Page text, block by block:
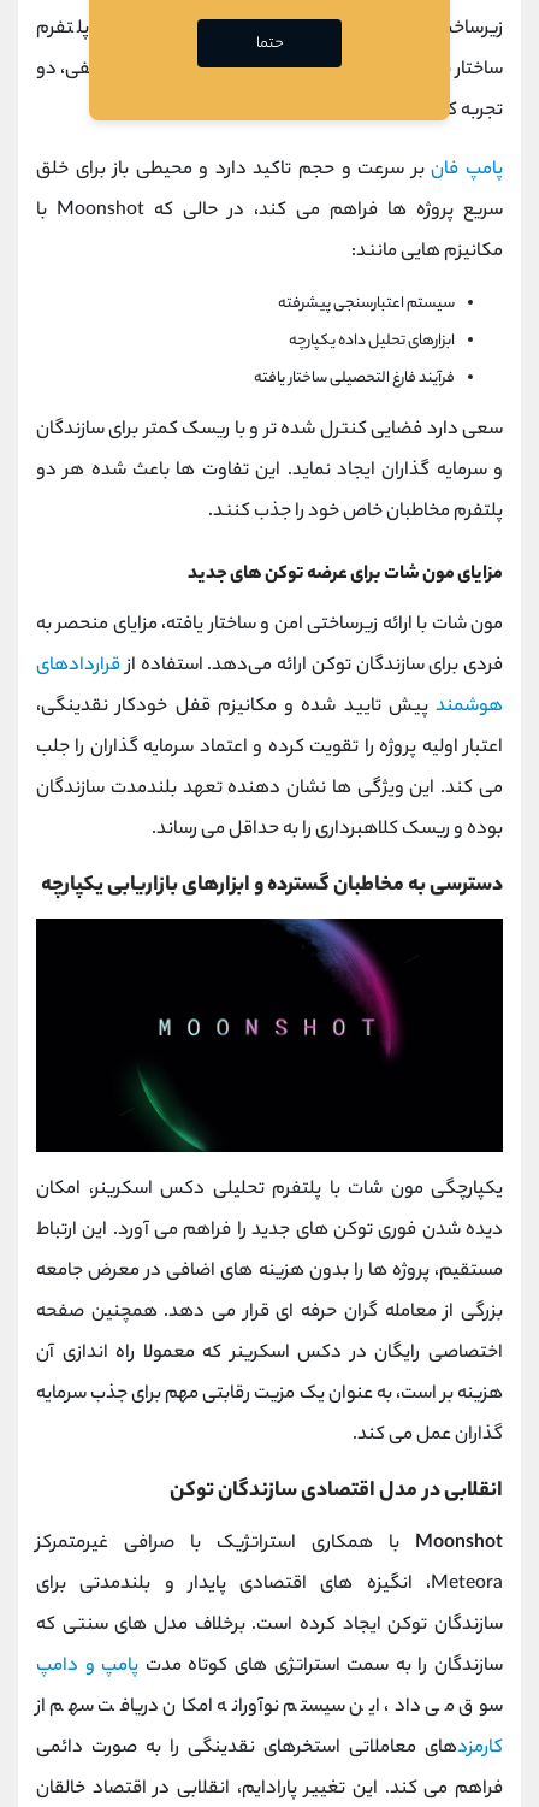
زیرساخت تحلیلی دکس اسکرینر، خود را به عنوان یک پلتفرم
ساختار یافته‌ تر و امن ‌تر معرفی می ‌نماید. این تفاوت فلسفی، دو
تجربه کاملا متمایز را برای کاربران ایجاد می کند.
پامپ فانبر سرعت و حجم تاکید دارد و محیطی باز برای خلق
سریع پروژه ‌ها فراهم می کند، در حالی که Moonshot با
مکانیزم‌ هایی مانند:
سیستم اعتبارسنجی پیشرفته
ابزارهای تحلیل داده یکپارچه
فرآیند فارغ ‌التحصیلی ساختار یافته
سعی دارد فضایی کنترل ‌شده ‌تر و با ریسک کمتر برای سازندگان
و سرمایه ‌گذاران ایجاد نماید. این تفاوت‌ ها باعث شده هر دو
پلتفرم مخاطبان خاص خود را جذب کنند.
مزایای مون شات برای عرضه توکن ‌های جدید
مون شات با ارائه زیرساختی امن و ساختار یافته، مزایای منحصر به
فردی برای سازندگان توکن ارائه می‌دهد. استفاده ازقراردادهای
هوشمند پیش ‌تایید شده و مکانیزم قفل خودکار نقدینگی،
اعتبار اولیه پروژه را تقویت کرده و اعتماد سرمایه ‌گذاران را جلب
می کند. این ویژگی‌ ها نشان‌ دهنده تعهد بلندمدت سازندگان
بوده و ریسک کلاهبرداری را به حداقل می ‌رساند.
دسترسی به مخاطبان گسترده و ابزارهای بازاریابی یکپارچه
یکپارچگی مون شات با پلتفرم تحلیلی دکس اسکرینر، امکان
دیده شدن فوری توکن ‌های جدید را فراهم می‌ آورد. این ارتباط
مستقیم، پروژه‌ ها را بدون هزینه‌ های اضافی در معرض جامعه
بزرگی از معامله ‌گران حرفه ‌ای قرار می ‌دهد. همچنین صفحه
اختصاصی رایگان در دکس اسکرینر که معمولا راه‌ اندازی آن
هزینه‌ بر است، به عنوان یک مزیت رقابتی مهم برای جذب سرمایه
‌گذاران عمل می‌ کند.
انقلابی در مدل اقتصادی سازندگان توکن
Moonshot با همکاری استراتژیک با صرافی غیرمتمرکز
Meteora، انگیزه‌ های اقتصادی پایدار و بلندمدتی برای
سازندگان توکن ایجاد کرده است. برخلاف مدل ‌های سنتی که
سازندگان را به سمت استراتژی‌ های کوتاه ‌مدت پامپ و دامپ
سوق می ‌داد، این سیستم نوآورانه امکان دریافت سهم از
کارمزدهای معاملاتی استخرهای نقدینگی را به صورت دائمی
فراهم می کند. این تغییر پارادایم، انقلابی در اقتصاد خالقان
حتما